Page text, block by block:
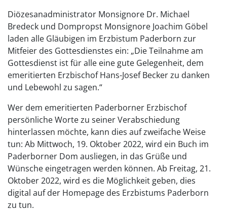
Diözesanadministrator Monsignore Dr. Michael
Bredeck und Dompropst Monsignore Joachim Göbel
laden alle Gläubigen im Erzbistum Paderborn zur
Mitfeier des Gottesdienstes ein: „Die Teilnahme am
Gottesdienst ist für alle eine gute Gelegenheit, dem
emeritierten Erzbischof Hans-Josef Becker zu danken
und Lebewohl zu sagen.“
Wer dem emeritierten Paderborner Erzbischof
persönliche Worte zu seiner Verabschiedung
hinterlassen möchte, kann dies auf zweifache Weise
tun: Ab Mittwoch, 19. Oktober 2022, wird ein Buch im
Paderborner Dom ausliegen, in das Grüße und
Wünsche eingetragen werden können. Ab Freitag, 21.
Oktober 2022, wird es die Möglichkeit geben, dies
digital auf der Homepage des Erzbistums Paderborn
zu tun.